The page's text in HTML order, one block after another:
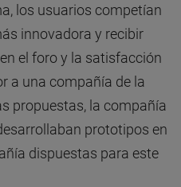
los usuarios competían
innovadora y recibir
el foro y la satisfacción
a una compañía de la
propuestas, la compañía
prototipos en
dispuestas para este